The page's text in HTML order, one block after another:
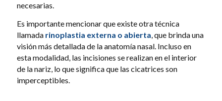
necesarias.
Es importante mencionar que existe otra técnica
llamada rinoplastia externa o abierta, que brinda una
visión más detallada de la anatomía nasal. Incluso en
esta modalidad, las incisiones se realizan en el interior
de la nariz, lo que significa que las cicatrices son
imperceptibles.